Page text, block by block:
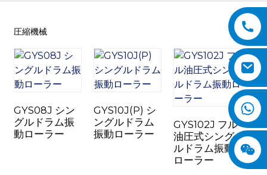
圧縮機械
GYS08J シン
グルドラム振
動ローラー
GYS10J(P) シ
ングルドラム
振動ローラー
GYS102J フル
油圧式シング
ルドラム振動
ローラー